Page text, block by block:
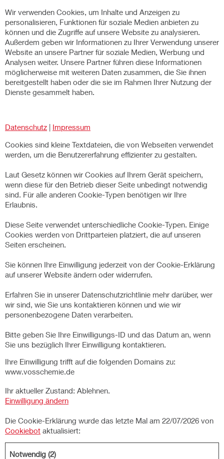
Wir verwenden Cookies, um Inhalte und Anzeigen zu
personalisieren, Funktionen für soziale Medien anbieten zu
können und die Zugriffe auf unsere Website zu analysieren.
Außerdem geben wir Informationen zu Ihrer Verwendung unserer
Website an unsere Partner für soziale Medien, Werbung und
Analysen weiter. Unsere Partner führen diese Informationen
möglicherweise mit weiteren Daten zusammen, die Sie ihnen
bereitgestellt haben oder die sie im Rahmen Ihrer Nutzung der
Dienste gesammelt haben.
Datenschutz | Impressum
Cookies sind kleine Textdateien, die von Webseiten verwendet
werden, um die Benutzererfahrung effizienter zu gestalten.
Laut Gesetz können wir Cookies auf Ihrem Gerät speichern,
wenn diese für den Betrieb dieser Seite unbedingt notwendig
sind. Für alle anderen Cookie-Typen benötigen wir Ihre
Erlaubnis.
Diese Seite verwendet unterschiedliche Cookie-Typen. Einige
Cookies werden von Drittparteien platziert, die auf unseren
Seiten erscheinen.
Sie können Ihre Einwilligung jederzeit von der Cookie-Erklärung
auf unserer Website ändern oder widerrufen.
Erfahren Sie in unserer Datenschutzrichtlinie mehr darüber, wer
wir sind, wie Sie uns kontaktieren können und wie wir
personenbezogene Daten verarbeiten.
Bitte geben Sie Ihre Einwilligungs-ID und das Datum an, wenn
Sie uns bezüglich Ihrer Einwilligung kontaktieren.
Ihre Einwilligung trifft auf die folgenden Domains zu:
www.vosschemie.de
Ihr aktueller Zustand: Ablehnen.
Einwilligung ändern
Die Cookie-Erklärung wurde das letzte Mal am 22/07/2026 von
Cookiebot aktualisiert:
Notwendig (2)